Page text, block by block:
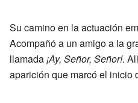
Su camino en la actuación
Acompañó a un amigo a la
llamada¡Ay, Señor, Señor!.
aparición que marcó el inicio